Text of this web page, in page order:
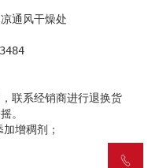
通风干燥处
联系经销商进行退换货
。
增稠剂；